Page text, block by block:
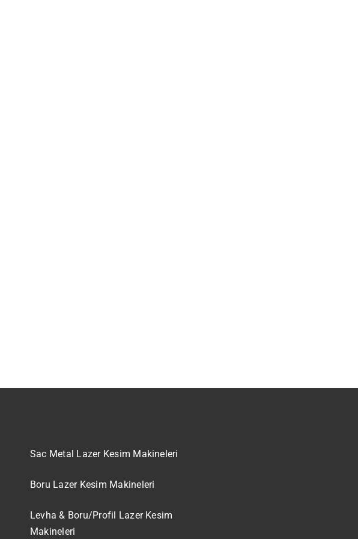
Sac Metal Lazer Kesim Makineleri
Boru Lazer Kesim Makineleri
Levha & Boru/Profil Lazer Kesim
Makineleri